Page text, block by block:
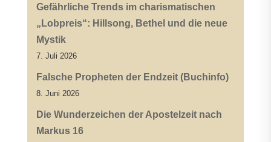
Gefährliche Trends im charismatischen
„Lobpreis“: Hillsong, Bethel und die neue
Mystik
7. Juli 2026
Falsche Propheten der Endzeit (Buchinfo)
8. Juni 2026
Die Wunderzeichen der Apostelzeit nach
Markus 16